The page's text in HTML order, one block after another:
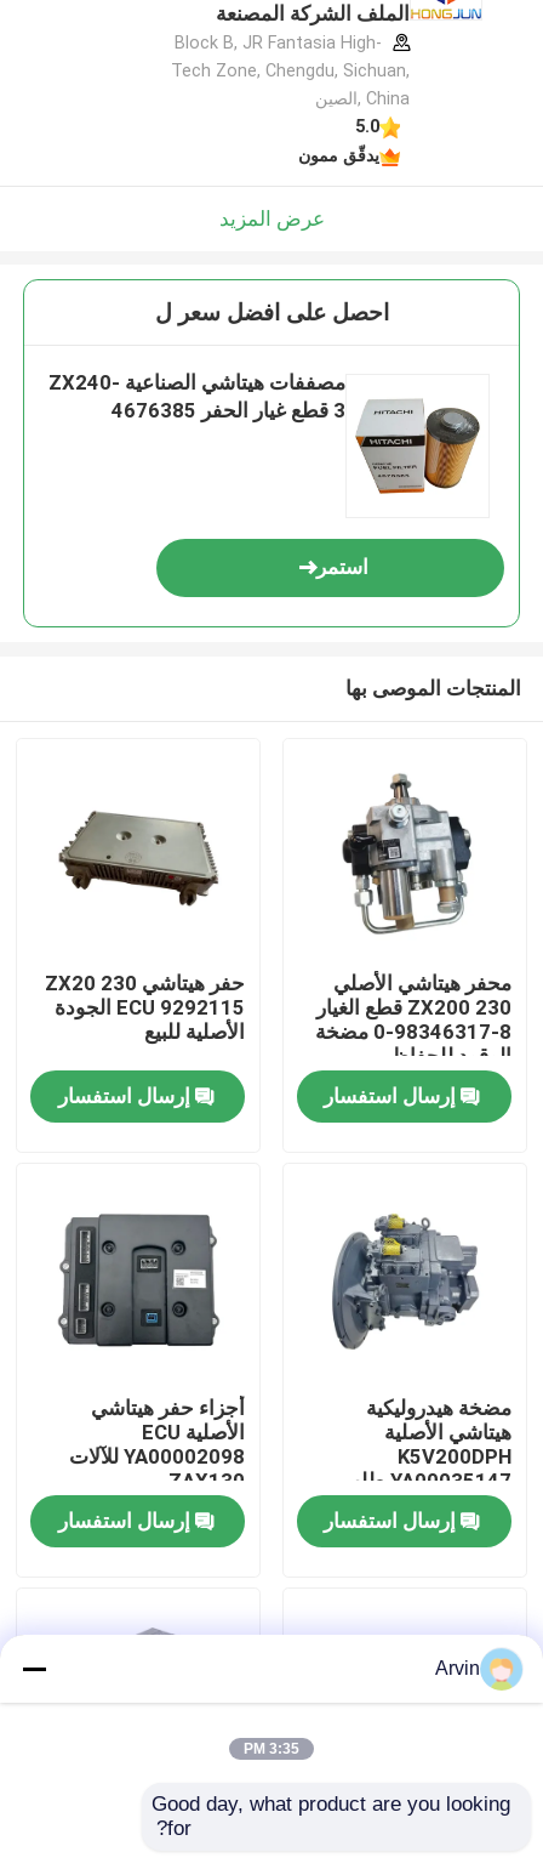
المنتجات
حول بنا
جولة في المعمل
ضبط الجودة
اتصل بنا
طلب اقتباس
الملف الشركة المصنعة
Block B, JR Fantasia High-
Tech Zone, Chengdu, Sichuan,
China ,الصين
5.0
يدقّق ممون
عرض المزيد
احصل على افضل سعر ل
مصففات هيتاشي الصناعية ZX240-
3 قطع غيار الحفر 4676385
استمر
المنتجات الموصى بها
محفر هيتاشي الأصلي
ZX200 230 قطع الغيار
8-98346317-0 مضخة
الوقود للحفاظ
إرسال استفسار
حفر هيتاشي ZX20 230
ECU 9292115 الجودة
الأصلية للبيع
إرسال استفسار
مضخة هيدروليكية
هيتاشي الأصلية
K5V200DPH
YA00035147 طلب
للحفر ZX450 470
إرسال استفسار
أجزاء حفر هيتاشي
الأصلية ECU
YA00002098 للآلات
ZAX130
إرسال استفسار
صمام تحكم هيدروليكي
Arvin
3:35 PM
Good day, what product are you looking
for?